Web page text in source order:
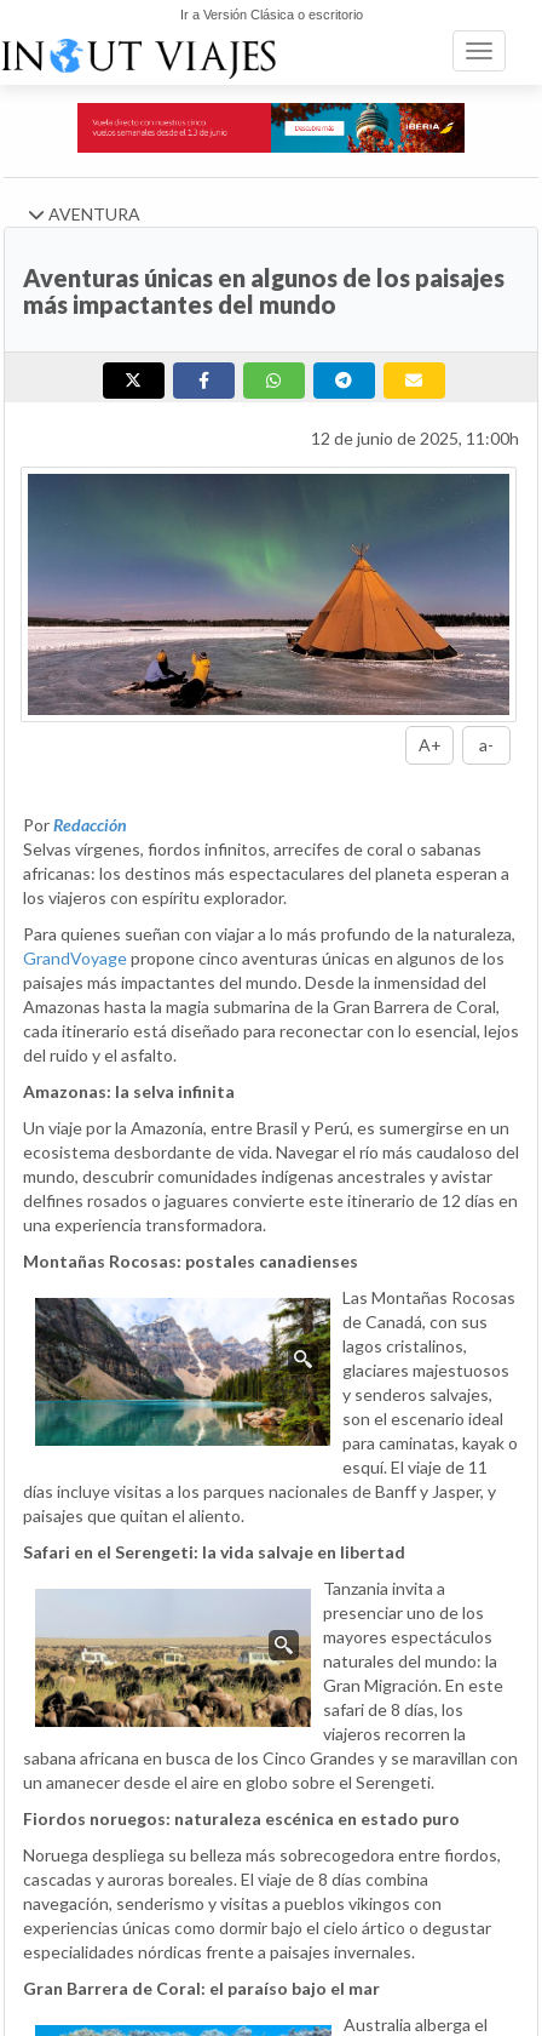
Ir a Versión Clásica o escritorio
Toggle
AVENTURA
Aventuras únicas en algunos de los paisajes
más impactantes del mundo
12 de junio de 2025, 11:00h
A+ a-
PorRedacción
Selvas vírgenes, fiordos infinitos, arrecifes de coral o sabanas
africanas: los destinos más espectaculares del planeta esperan a
los viajeros con espíritu explorador.
Para quienes sueñan con viajar a lo más profundo de la naturaleza,
GrandVoyagepropone cinco aventuras únicas en algunos de los
paisajes más impactantes del mundo. Desde la inmensidad del
Amazonas hasta la magia submarina de la Gran Barrera de Coral,
cada itinerario está diseñado para reconectar con lo esencial, lejos
del ruido y el asfalto.
Amazonas: la selva infinita
Un viaje por la Amazonía, entre Brasil y Perú, es sumergirse en un
ecosistema desbordante de vida. Navegar el río más caudaloso del
mundo, descubrir comunidades indígenas ancestrales y avistar
delfines rosados o jaguares convierte este itinerario de 12 días en
una experiencia transformadora.
Montañas Rocosas: postales canadienses
Las Montañas Rocosas
de Canadá, con sus
lagos cristalinos,
glaciares majestuosos
y senderos salvajes,
son el escenario ideal
para caminatas, kayak o
esquí. El viaje de 11
días incluye visitas a los parques nacionales de Banff y Jasper, y
paisajes que quitan el aliento.
Safari en el Serengeti: la vida salvaje en libertad
Tanzania invita a
presenciar uno de los
mayores espectáculos
naturales del mundo: la
Gran Migración. En este
safari de 8 días, los
viajeros recorren la
sabana africana en busca de los Cinco Grandes y se maravillan con
un amanecer desde el aire en globo sobre el Serengeti.
Fiordos noruegos: naturaleza escénica en estado puro
Noruega despliega su belleza más sobrecogedora entre fiordos,
cascadas y auroras boreales. El viaje de 8 días combina
navegación, senderismo y visitas a pueblos vikingos con
experiencias únicas como dormir bajo el cielo ártico o degustar
especialidades nórdicas frente a paisajes invernales.
Gran Barrera de Coral: el paraíso bajo el mar
Australia alberga el